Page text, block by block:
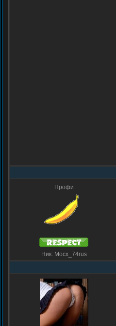
Профи
Ник: Mocx_74rus